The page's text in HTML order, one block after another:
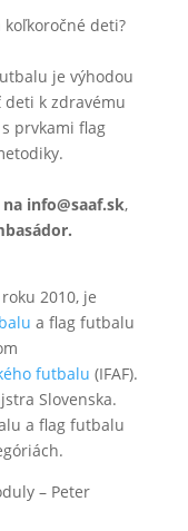
deti?
je výhodou
deti k zdravému
prvkami flag
na info@saaf.sk,
2010, je
a flag futbalu
futbalu (IFAF).
Slovenska.
a flag futbalu
– Peter